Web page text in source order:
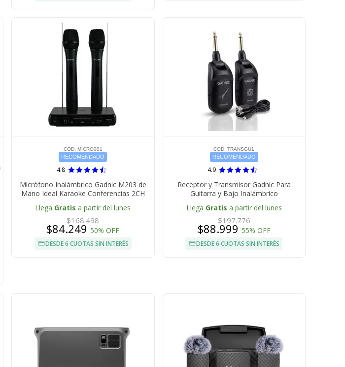
COD. MICRO001
RECOMENDADO
4.8
Micrófono Inalámbrico Gadnic M203 de
Mano Ideal Karaoke Conferencias 2CH
Llega Gratis a partir del lunes
$168.498
$84.24950% OFF
DESDE 6 CUOTAS SIN INTERÉS
COD. TRANSGU1
RECOMENDADO
4.9
Receptor y Transmisor Gadnic Para
Guitarra y Bajo Inalámbrico
Llega Gratis a partir del lunes
$197.776
$88.999 55% OFF
DESDE 6 CUOTAS SIN INTERÉS